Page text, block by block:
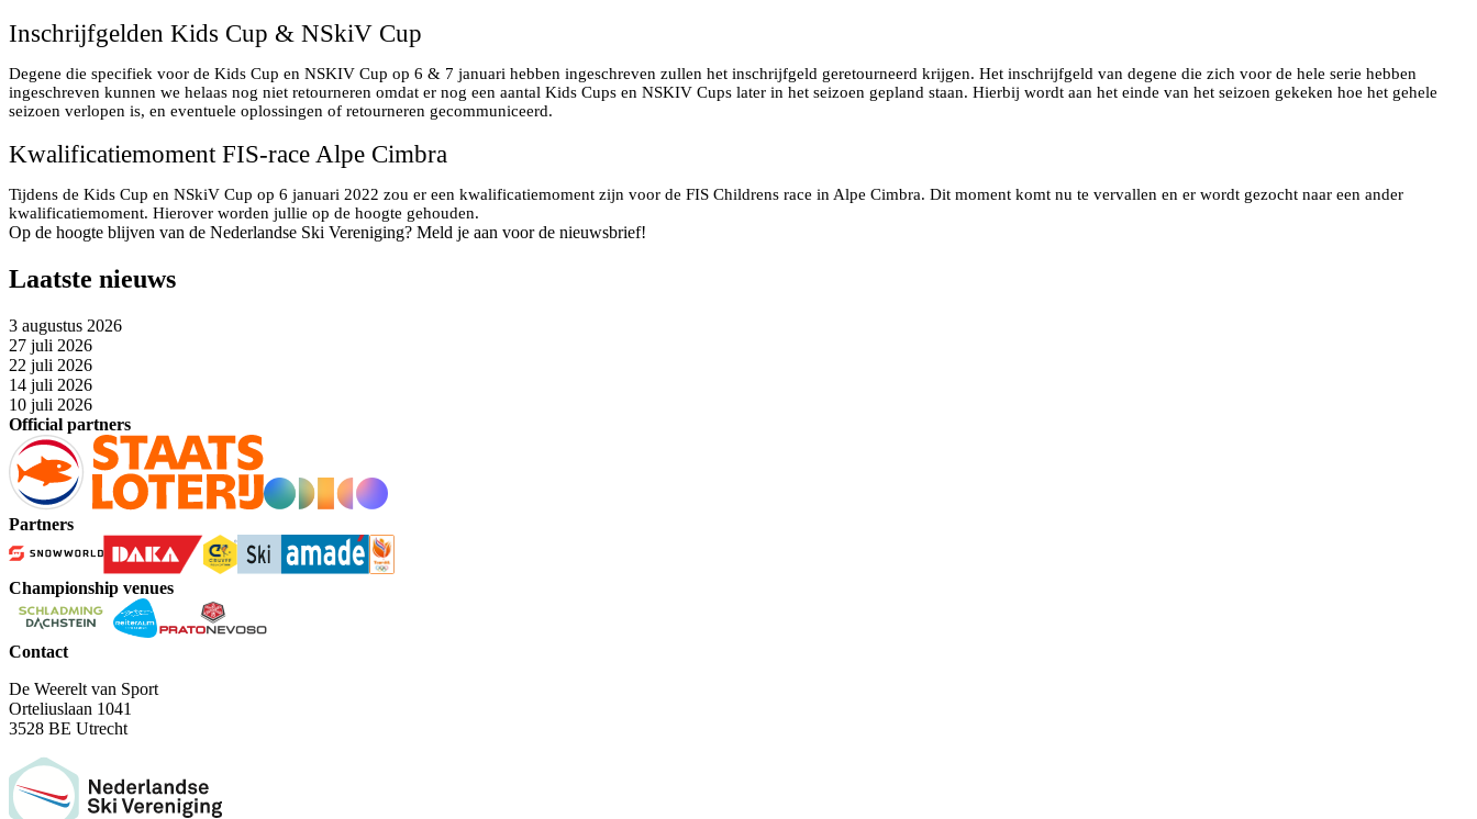
Inschrijfgelden Kids Cup & NSkiV Cup
Degene die specifiek voor de Kids Cup en NSKIV Cup op 6 & 7 januari hebben ingeschreven zullen het inschrijfgeld geretourneerd krijgen. Het inschrijfgeld van degene die zich voor de hele serie hebben
ingeschreven kunnen we helaas nog niet retourneren omdat er nog een aantal Kids Cups en NSKIV Cups later in het seizoen gepland staan. Hierbij wordt aan het einde van het seizoen gekeken hoe het gehele
seizoen verlopen is, en eventuele oplossingen of retourneren gecommuniceerd.
Kwalificatiemoment FIS-race Alpe Cimbra
Tijdens de Kids Cup en NSkiV Cup op 6 januari 2022 zou er een kwalificatiemoment zijn voor de FIS Childrens race in Alpe Cimbra. Dit moment komt nu te vervallen en er wordt gezocht naar een ander
kwalificatiemoment. Hierover worden jullie op de hoogte gehouden.
Op de hoogte blijven van de Nederlandse Ski Vereniging? Meld je aan voor de nieuwsbrief!
Laatste nieuws
3 augustus 2026
27 juli 2026
22 juli 2026
14 juli 2026
10 juli 2026
Official partners
Partners
Championship venues
Contact
De Weerelt van Sport
Orteliuslaan 1041
3528 BE Utrecht